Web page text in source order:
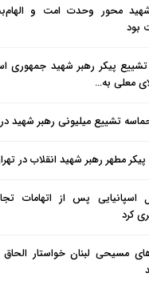
محور وحدت امت و
بود
پیکر رهبر شهید جمهوری
معلی به…
تشییع میلیونی رهبر شهید
مطهر رهبر شهید انقلاب در
اسپانیایی پس از اتهامات
کرد
مسیحی لبنان خواستار الحاق